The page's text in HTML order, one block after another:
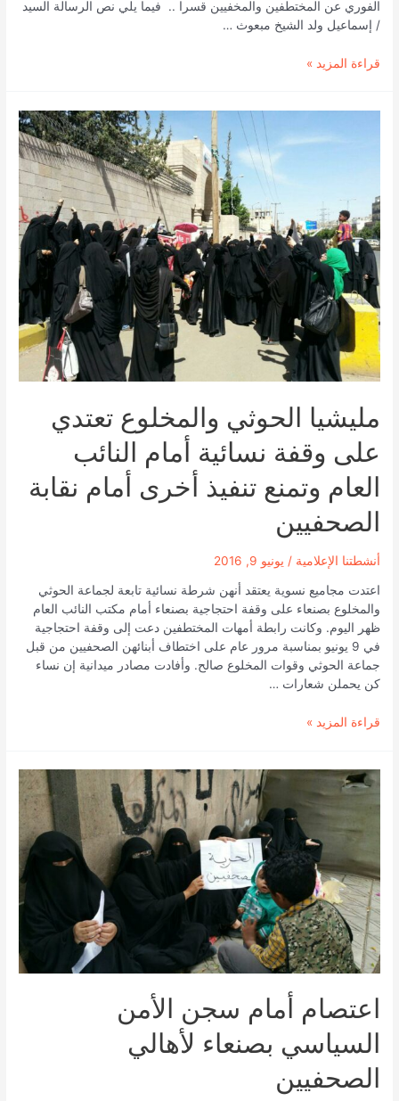
الفوري عن المختطفين والمخفيين قسرا .. فيما يلي نص الرسالة السيد
/ إسماعيل ولد الشيخ مبعوث …
وقفة
المختطفين
شيراتون
قراءة المزيد »
مليشيا الحوثي والمخلوع تعتدي
على وقفة نسائية أمام النائب
العام وتمنع تنفيذ أخرى أمام نقابة
الصحفيين
أنشطتنا الإعلامية / يونيو 9, 2016
اعتدت مجاميع نسوية يعتقد أنهن شرطة نسائية تابعة لجماعة الحوثي
والمخلوع بصنعاء على وقفة احتجاجية بصنعاء أمام مكتب النائب العام
ظهر اليوم. وكانت رابطة أمهات المختطفين دعت إلى وقفة احتجاجية
في 9 يونيو بمناسبة مرور عام على اختطاف أبنائهن الصحفيين من قبل
جماعة الحوثي وقوات المخلوع صالح. وأفادت مصادر ميدانية إن نساء
كن يحملن شعارات …
مليشيا
تعتدي
على
نسائية
النائب
العام
وتمنع
تنفيذ
أخرى
أمام
الصحفيين
قراءة المزيد »
اعتصام أمام سجن الأمن
السياسي بصنعاء لأهالي
الصحفيين